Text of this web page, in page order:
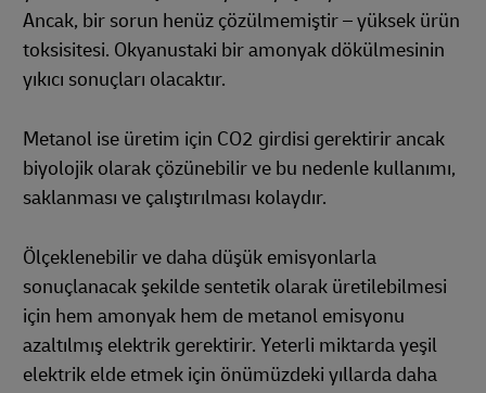
Ancak, bir sorun henüz çözülmemiştir – yüksek ürün
toksisitesi. Okyanustaki bir amonyak dökülmesinin
yıkıcı sonuçları olacaktır.
Metanol ise üretim için CO2 girdisi gerektirir ancak
biyolojik olarak çözünebilir ve bu nedenle kullanımı,
saklanması ve çalıştırılması kolaydır.
Ölçeklenebilir ve daha düşük emisyonlarla
sonuçlanacak şekilde sentetik olarak üretilebilmesi
için hem amonyak hem de metanol emisyonu
azaltılmış elektrik gerektirir. Yeterli miktarda yeşil
elektrik elde etmek için önümüzdeki yıllarda daha